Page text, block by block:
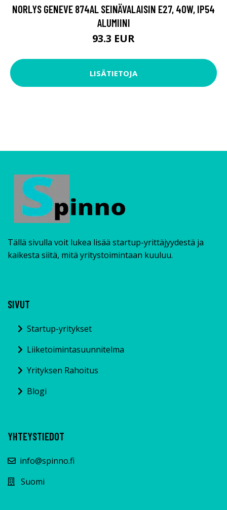
NORLYS GENEVE 874AL SEINÄVALAISIN E27, 40W, IP54
ALUMIINI
93.3 EUR
LISÄTIETOJA
Tällä sivulla voit lukea lisää startup-yrittäjyydestä ja
kaikesta siitä, mitä yritystoimintaan kuuluu.
SIVUT
Startup-yritykset
Liiketoimintasuunnitelma
Yrityksen Rahoitus
Blogi
YHTEYSTIEDOT
info@spinno.fi
Suomi